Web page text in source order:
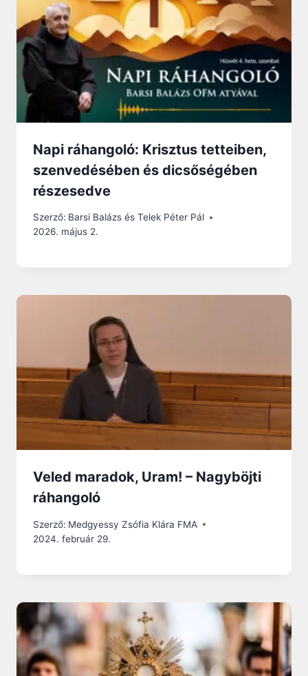
Napi ráhangoló: Krisztus tetteiben,
szenvedésében és dicsőségében
részesedve
Szerző: Barsi Balázs és Telek Péter Pál
2026. május 2.
Veled maradok, Uram! – Nagyböjti
ráhangoló
Szerző: Medgyessy Zsófia Klára FMA
2024. február 29.